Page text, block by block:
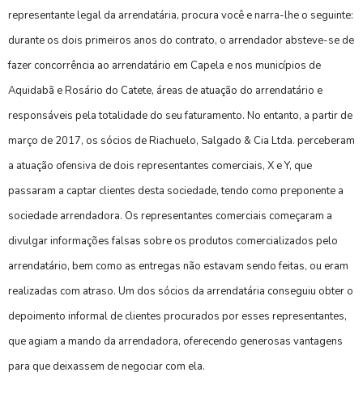
representante legal da arrendatária, procura você e narra-lhe o seguinte:
durante os dois primeiros anos do contrato, o arrendador absteve-se de
fazer concorrência ao arrendatário em Capela e nos municípios de
Aquidabã e Rosário do Catete, áreas de atuação do arrendatário e
responsáveis pela totalidade do seu faturamento. No entanto, a partir de
março de 2017, os sócios de Riachuelo, Salgado & Cia Ltda. perceberam
a atuação ofensiva de dois representantes comerciais, X e Y, que
passaram a captar clientes desta sociedade, tendo como preponente a
sociedade arrendadora. Os representantes comerciais começaram a
divulgar informações falsas sobre os produtos comercializados pelo
arrendatário, bem como as entregas não estavam sendo feitas, ou eram
realizadas com atraso. Um dos sócios da arrendatária conseguiu obter o
depoimento informal de clientes procurados por esses representantes,
que agiam a mando da arrendadora, oferecendo generosas vantagens
para que deixassem de negociar com ela.